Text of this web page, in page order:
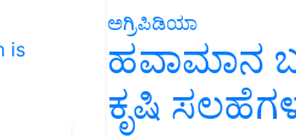
ಅಗ್ರಿಪಿಡಿಯಾ
ಹವಾಮಾನ
ಕೃಷಿ